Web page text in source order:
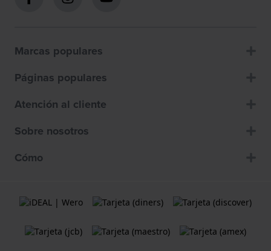
Marcas populares
Páginas populares
Atención al cliente
Sobre nosotros
Cómo